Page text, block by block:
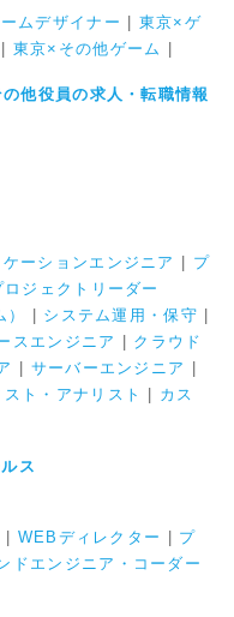
ムデザイナー
東京×ゲ
東京×その他ゲーム
他役員の求人・転職情報
ーションエンジニア
プ
ジェクトリーダー
システム運用・保守
スエンジニア
クラウド
サーバーエンジニア
ト・アナリスト
カス
ス
WEBディレクター
プ
ドエンジニア・コーダー